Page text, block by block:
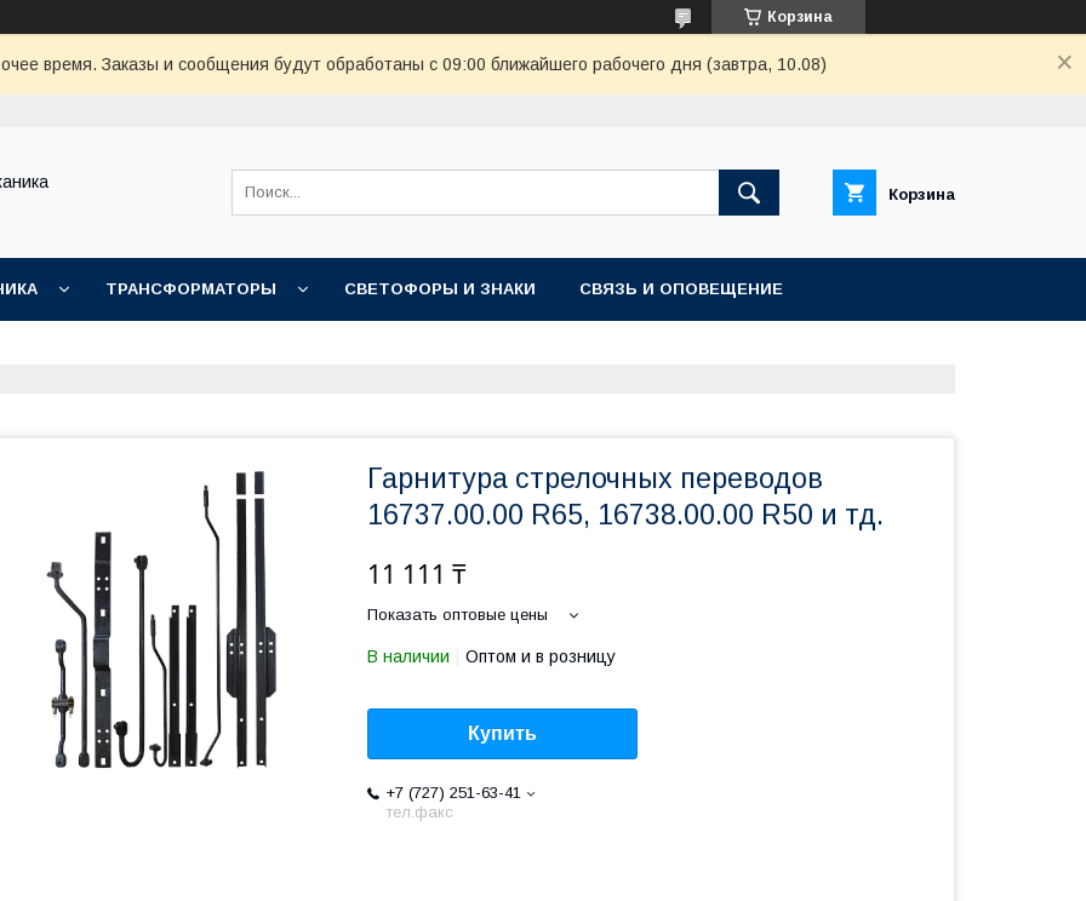
Корзина
время. Заказы и сообщения будут обработаны с 09:00 ближайшего рабочего дня (завтра, 10.08)
Корзина
ТРАНСФОРМАТОРЫ СВЕТОФОРЫ И ЗНАКИ СВЯЗЬ И ОПОВЕЩЕНИЕ
Гарнитура стрелочных переводов
16737.00.00 R65, 16738.00.00 R50 и тд.
11 111 ₸
Показать оптовые цены
В наличии Оптом и в розницу
Купить
+7 (727) 251-63-41
тел.факс